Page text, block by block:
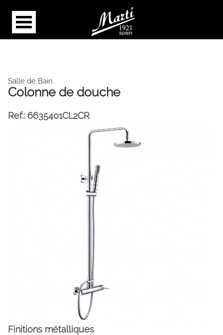
Salle de Bain
Colonne de douche
Ref.: 6635401CL2CR
Finitions métalliques